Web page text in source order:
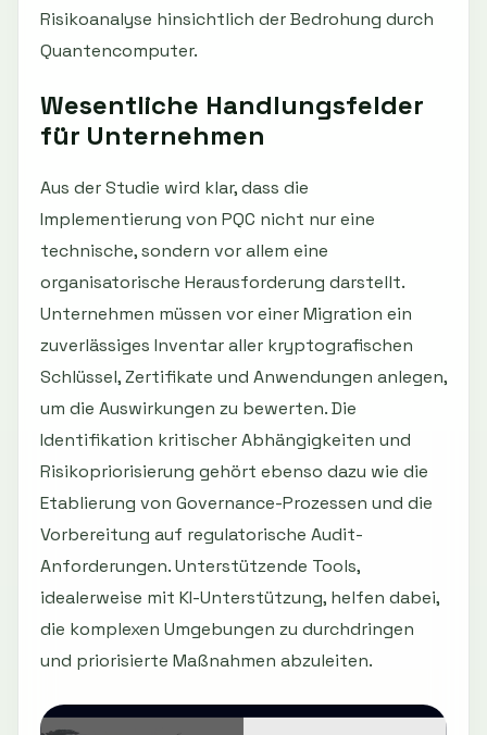
Risikoanalyse hinsichtlich der Bedrohung durch
Quantencomputer.
Wesentliche Handlungsfelder
für Unternehmen
Aus der Studie wird klar, dass die
Implementierung von PQC nicht nur eine
technische, sondern vor allem eine
organisatorische Herausforderung darstellt.
Unternehmen müssen vor einer Migration ein
zuverlässiges Inventar aller kryptografischen
Schlüssel, Zertifikate und Anwendungen anlegen,
um die Auswirkungen zu bewerten. Die
Identifikation kritischer Abhängigkeiten und
Risikopriorisierung gehört ebenso dazu wie die
Etablierung von Governance-Prozessen und die
Vorbereitung auf regulatorische Audit-
Anforderungen. Unterstützende Tools,
idealerweise mit KI-Unterstützung, helfen dabei,
die komplexen Umgebungen zu durchdringen
und priorisierte Maßnahmen abzuleiten.